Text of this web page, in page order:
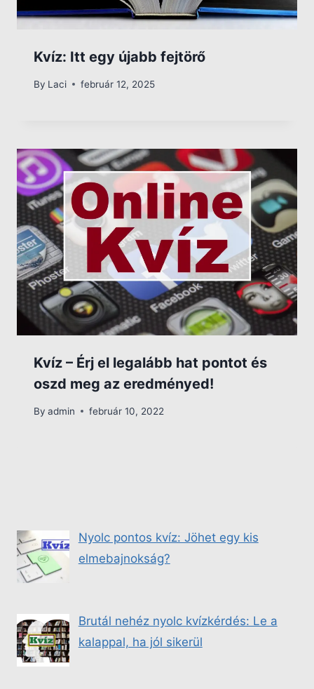
Kvíz: Itt egy újabb fejtörő
By Laci február 12, 2025
Kvíz – Érj el legalább hat pontot és
oszd meg az eredményed!
By admin február 10, 2022
Nyolc pontos kvíz: Jöhet egy kis
elmebajnokság?
Brutál nehéz nyolc kvízkérdés: Le a
kalappal, ha jól sikerül